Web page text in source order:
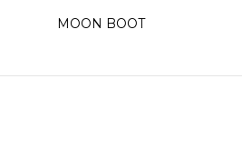
MOON BOOT